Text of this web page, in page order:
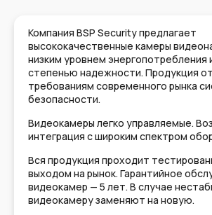
Компания ВSP Security предлагает
высококачественные камеры
низким уровнем энергопотребления
степенью надежности. Продукция
требованиям современного рынка
безопасности.
Видеокамеры легко управляемые.
интеграция с широким спектром
Вся продукция проходит
выходом на рынок. Гарантийное
видеокамер — 5 лет. В случае
видеокамеру заменяют на новую.